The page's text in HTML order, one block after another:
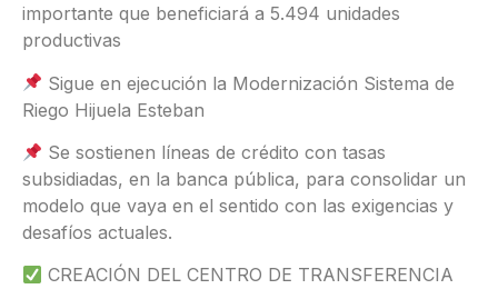
importante que beneficiará a 5.494 unidades
productivas
Sigue en ejecución la Modernización Sistema de
Riego Hijuela Esteban
Se sostienen líneas de crédito con tasas
subsidiadas, en la banca pública, para consolidar un
modelo que vaya en el sentido con las exigencias y
desafíos actuales.
CREACIÓN DEL CENTRO DE TRANSFERENCIA